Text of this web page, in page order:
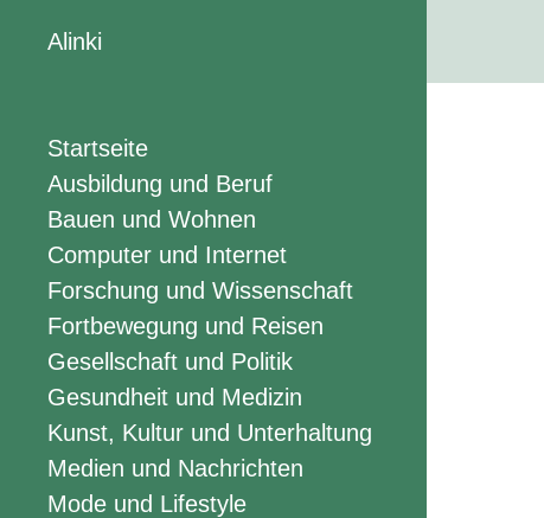
Alinki
Startseite
Ausbildung und Beruf
Bauen und Wohnen
Computer und Internet
Forschung und Wissenschaft
Fortbewegung und Reisen
Gesellschaft und Politik
Gesundheit und Medizin
Kunst, Kultur und Unterhaltung
Medien und Nachrichten
Mode und Lifestyle